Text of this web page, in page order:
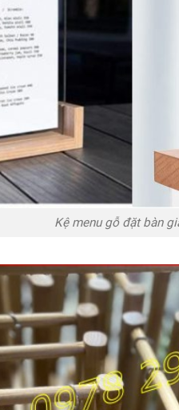
Kệ menu gỗ đặt bàn